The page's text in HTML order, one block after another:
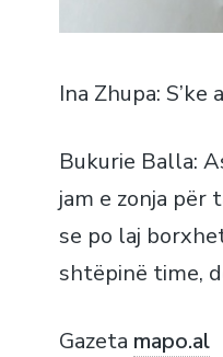
Ina Zhupa: S’ke
Bukurie Balla:
jam e zonja për
se po laj
shtëpinë time,
Gazeta mapo.al